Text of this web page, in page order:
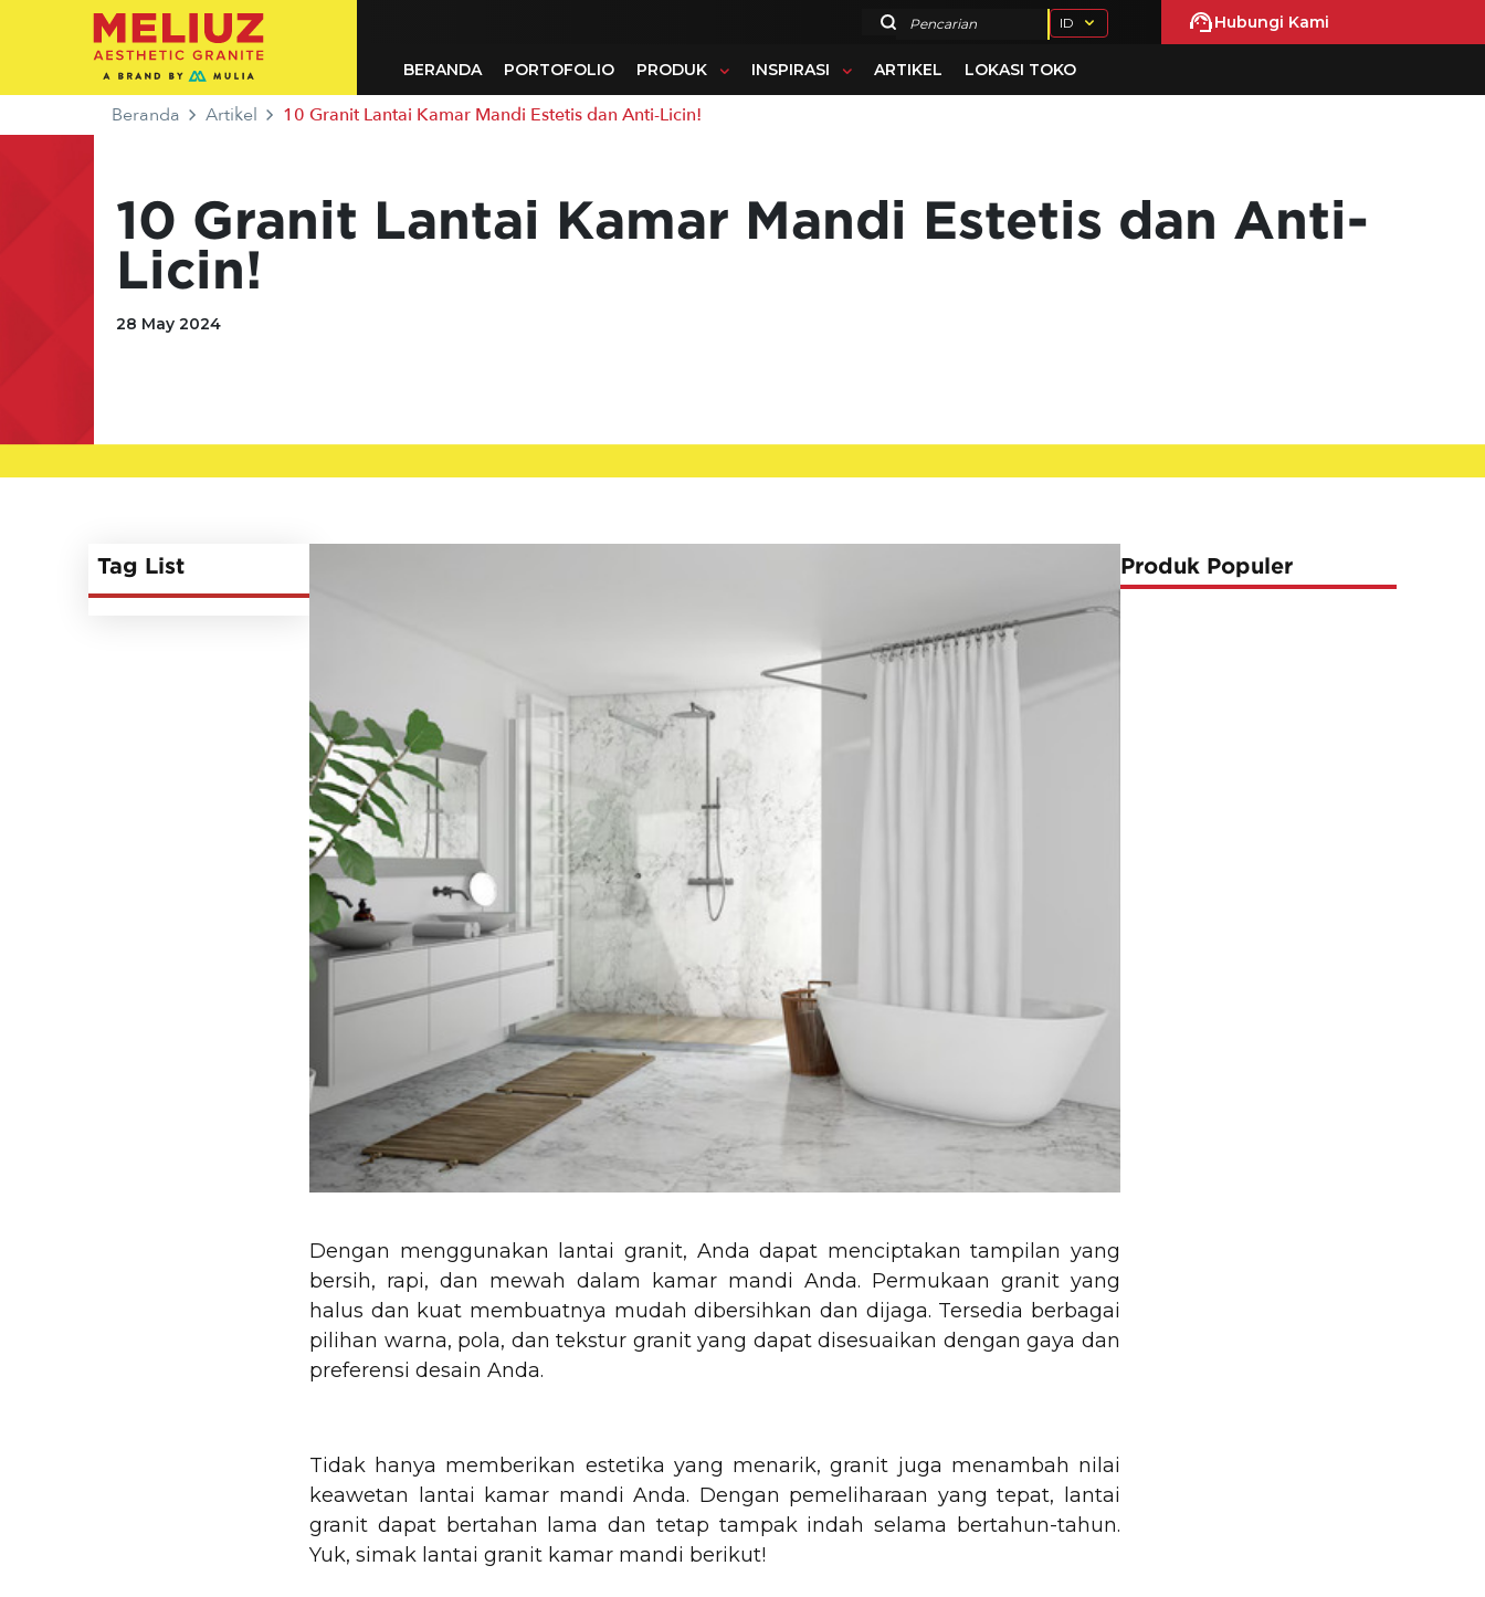
Pencarian ID Hubungi Kami
BERANDA PORTOFOLIO PRODUK INSPIRASI ARTIKEL LOKASI TOKO
Beranda Artikel 10 Granit Lantai Kamar Mandi Estetis dan Anti-Licin!
10 Granit Lantai Kamar Mandi Estetis dan Anti-
Licin!
28 May 2024
Tag List
Dengan menggunakan lantai granit, Anda dapat menciptakan tampilan yang
bersih, rapi, dan mewah dalam kamar mandi Anda. Permukaan granit yang
halus dan kuat membuatnya mudah dibersihkan dan dijaga. Tersedia berbagai
pilihan warna, pola, dan tekstur granit yang dapat disesuaikan dengan gaya dan
preferensi desain Anda.
Tidak hanya memberikan estetika yang menarik, granit juga menambah nilai
keawetan lantai kamar mandi Anda. Dengan pemeliharaan yang tepat, lantai
granit dapat bertahan lama dan tetap tampak indah selama bertahun-tahun.
Yuk, simak lantai granit kamar mandi berikut!
Produk Populer